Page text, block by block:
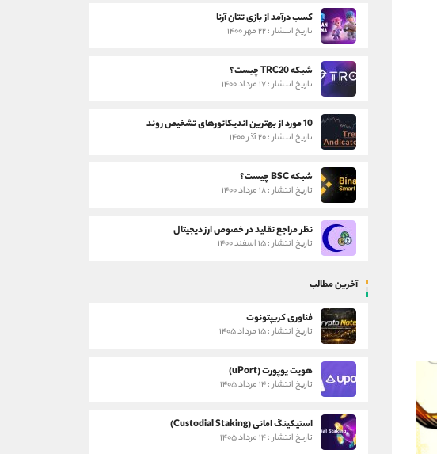
کسب درآمد از بازی تتان آرنا
تاریخ انتشار : ۲۲ مهر ۱۴۰۰
شبکه TRC20 چیست؟
تاریخ انتشار : ۱۷ مرداد ۱۴۰۰
10 مورد از بهترین اندیکاتورهای تشخیص روند
تاریخ انتشار : ۲۰ آذر ۱۴۰۰
شبکه BSC چیست؟
تاریخ انتشار : ۱۸ مرداد ۱۴۰۰
نظر مراجع تقلید در خصوص ارز دیجیتال
تاریخ انتشار : ۱۵ اسفند ۱۴۰۰
آخرین مطالب
فناوری کریپتونوت
تاریخ انتشار : ۱۵ مرداد ۱۴۰۵
هویت یوپورت (uPort)
تاریخ انتشار : ۱۴ مرداد ۱۴۰۵
استیکینگ امانی (Custodial Staking)
تاریخ انتشار : ۱۴ مرداد ۱۴۰۵